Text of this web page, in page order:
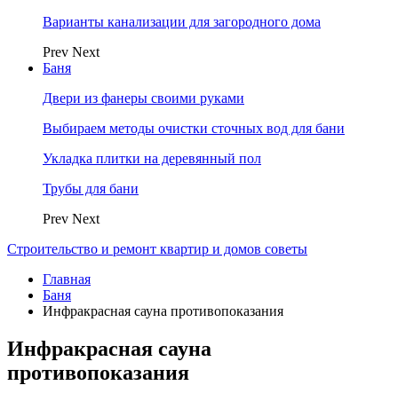
Варианты канализации для загородного дома
Prev Next
Баня
Двери из фанеры своими руками
Выбираем методы очистки сточных вод для бани
Укладка плитки на деревянный пол
Трубы для бани
Prev Next
Строительство и ремонт квартир и домов советы
Главная
Баня
Инфракрасная сауна противопоказания
Инфракрасная сауна
противопоказания